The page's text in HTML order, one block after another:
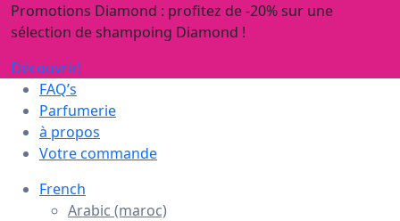
Promotions Diamond : profitez de -20% sur une
sélection de shampoing Diamond !
Découvrir!
FAQ’s
Parfumerie
à propos
Votre commande
French
Arabic (maroc)